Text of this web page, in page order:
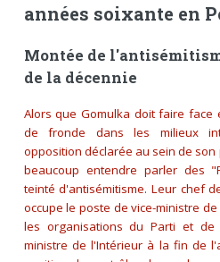
années soixante en
Montée de
de la décennie
Alors que Gomulka doit faire face
de fronde dans les milieux
opposition déclarée au sein de
beaucoup entendre parler des
teinté d'antisémitisme. Leur chef
occupe le poste de vice-ministre
les organisations du Parti et de
ministre de l'Intérieur à la fin de